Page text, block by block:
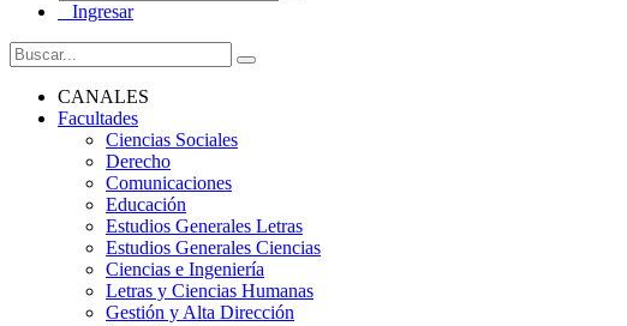
Ingresar
CANALES
Facultades
Ciencias Sociales
Derecho
Comunicaciones
Educación
Estudios Generales Letras
Estudios Generales Ciencias
Ciencias e Ingeniería
Letras y Ciencias Humanas
Gestión y Alta Dirección